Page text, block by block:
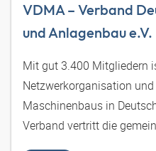
VDMA – Verband
und Anlagenbau e.V.
Mit gut 3.400 Mitgliedern
Netzwerkorganisation
Maschinenbaus in
Verband vertritt die